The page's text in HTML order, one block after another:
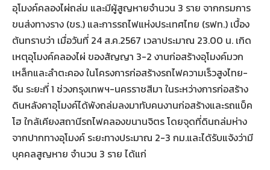
อุโมงค์คลองไผ่ถล่ม และมีผู้สูญหายจำนวน 3 ราย จากกรมการ
ขนส่งทางราง (ขร.) และการรถไฟแห่งประเทศไทย (รฟท.) เบื้อง
ต้นทราบว่า เมื่อวันที่ 24 ส.ค.2567 เวลาประมาณ 23.00 น. เกิด
เหตุอุโมงค์คลองไผ่ ของสัญญา 3-2 งานก่อสร้างอุโมงค์มวก
เหล็กและลำตะคอง ในโครงการก่อสร้างรถไฟความเร็วสูงไทย-
จีน ระยะที่ 1 ช่วงกรุงเทพฯ-นครราชสีมา ในระหว่างการก่อสร้าง
ดินหลังคาอุโมงค์ได้พังถล่มลงมาทับคนงานก่อสร้างและรถแบ็ค
โฮ ใกล้เคียงสถานีรถไฟคลองขนานจิตร โดยจุดที่ดินถล่มห่าง
จากปากทางอุโมงค์ ระยะทางประมาณ 2-3 กม.และได้รับแจ้งว่ามี
บุคคลสูญหาย จำนวน 3 ราย ได้แก่